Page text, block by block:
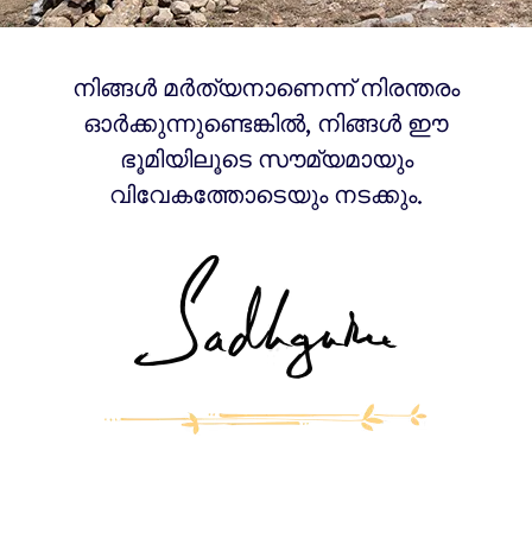
നിങ്ങൾ മർത്യനാണെന്ന് നിരന്തരം
ഓർക്കുന്നുണ്ടെങ്കിൽ, നിങ്ങൾ ഈ
ഭൂമിയിലൂടെ സൗമ്യമായും
വിവേകത്തോടെയും നടക്കും.